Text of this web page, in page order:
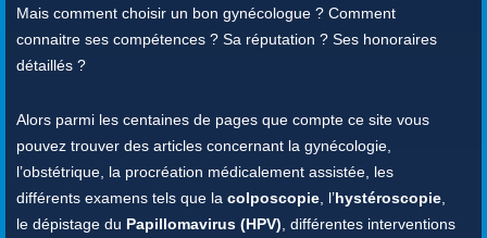
Mais comment choisir un bon gynécologue ? Comment
connaitre ses compétences ? Sa réputation ? Ses honoraires
détaillés ?
Alors parmi les centaines de pages que compte ce site vous
pouvez trouver des articles concernant la gynécologie,
l’obstétrique, la procréation médicalement assistée, les
différents examens tels que la colposcopie, l’hystéroscopie,
le dépistage du Papillomavirus (HPV), différentes interventions